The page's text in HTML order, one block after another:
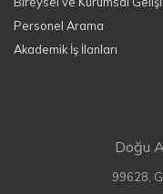
Personel Arama
Akademik İş İlanları
Doğu
99628,